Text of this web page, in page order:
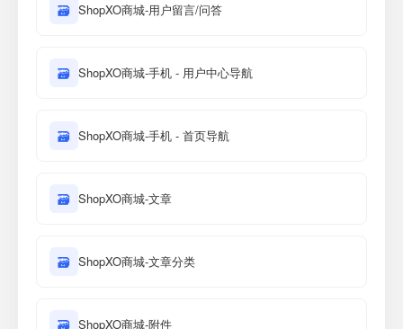
🗃 ShopXO商城-用户留言/问答
🗃 ShopXO商城-手机 - 用户中心导航
🗃 ShopXO商城-手机 - 首页导航
🗃 ShopXO商城-文章
🗃 ShopXO商城-文章分类
🗃 ShopXO商城-附件